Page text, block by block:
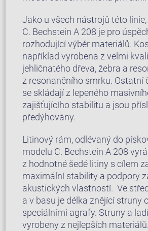
Jako u všech nástrojů této
C. Bechstein A 208 je pro
rozhodující výběr materiálů.
například vyrobena z velmi
jehličnatého dřeva, žebra a
z resonančního smrku. Ostatní
se skládají z lepeného
zajišťujícího stabilitu a jsou
předýhovány.
Litinový rám, odlévaný do
modelu C. Bechstein A 208
z hodnotné šedé litiny s cílem
maximální stability a podpory
akustických vlastností. Ve
a v basu je délka znějící struny
speciálními agrafy. Struny a
vyrobeny z nejlepších materiálů.